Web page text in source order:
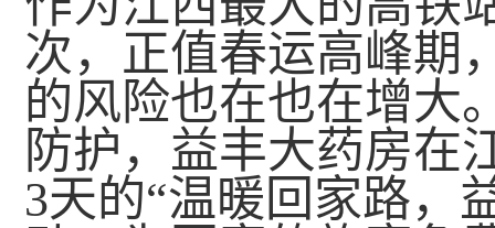
次，正值春运高峰期
的风险也在也在增大
防护，益丰大药房在
3天的“温暖回家路，